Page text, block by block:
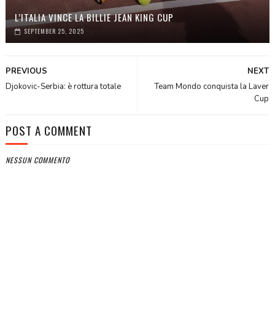
L’ITALIA VINCE LA BILLIE JEAN KING CUP
SEPTEMBER 25, 2025
NEXT
Team Mondo conquista la Laver
Cup
PREVIOUS
Djokovic-Serbia: è rottura totale
POST A COMMENT
NESSUN COMMENTO